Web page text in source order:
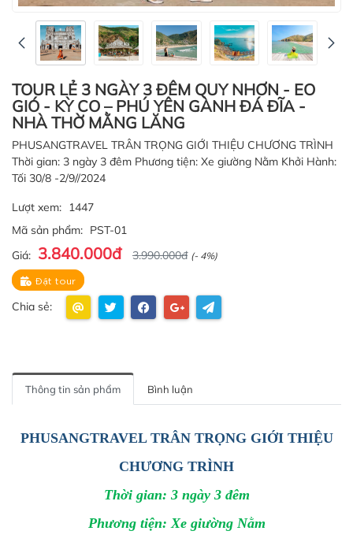
TOUR LẺ 3 NGÀY 3 ĐÊM QUY NHƠN - EO
GIÓ - KỲ CO – PHÚ YÊN GÀNH ĐÁ ĐĨA -
NHÀ THỜ MẰNG LĂNG
PHUSANGTRAVEL TRÂN TRỌNG GIỚI THIỆU CHƯƠNG TRÌNH
Thời gian: 3 ngày 3 đêm Phương tiện: Xe giường Nằm Khởi Hành:
Tối 30/8 -2/9//2024
Lượt xem:
1447
Mã sản phẩm: PST-01
Giá: 3.840.000đ 3.990.000đ (- 4%)
Đặt tour
Chia sẻ:
Thông tin sản phẩm Bình luận
PHUSANGTRAVEL TRÂN TRỌNG GIỚI THIỆU
CHƯƠNG TRÌNH
Thời gian: 3 ngày 3 đêm
Phương tiện: Xe giường Nằm